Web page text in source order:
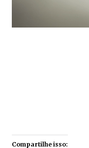
Compartilhe isso: